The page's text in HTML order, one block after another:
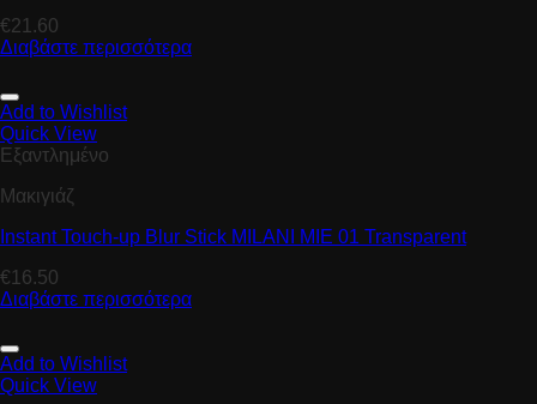
€21.60
Διαβάστε περισσότερα
Add to Wishlist
Quick View
Εξαντλημένο
Μακιγιάζ
Instant Touch-up Blur Stick MILANI MIE 01 Transparent
€16.50
Διαβάστε περισσότερα
Add to Wishlist
Quick View